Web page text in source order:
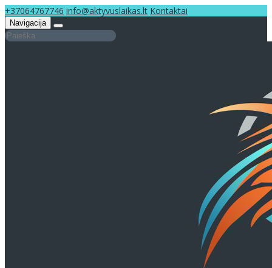
+37064767746 info@aktyvuslaikas.lt Kontaktai
Navigacija